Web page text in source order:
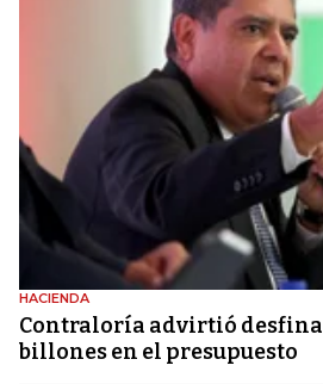
HACIENDA
Contraloría advirtió
billones en el presupuesto